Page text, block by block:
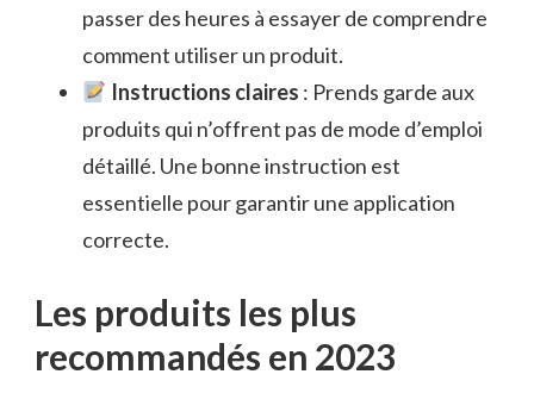
passer des heures à essayer de comprendre
comment utiliser un produit.
Instructions claires : Prends garde aux
produits qui n’offrent pas de mode d’emploi
détaillé. Une bonne instruction est
essentielle pour garantir une application
correcte.
Les produits les plus
recommandés en 2023